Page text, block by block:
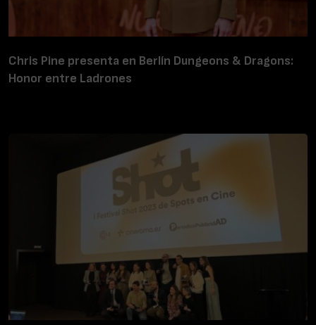
Chris Pine presenta en Berlín Dungeons & Dragons:
Honor entre Ladrones